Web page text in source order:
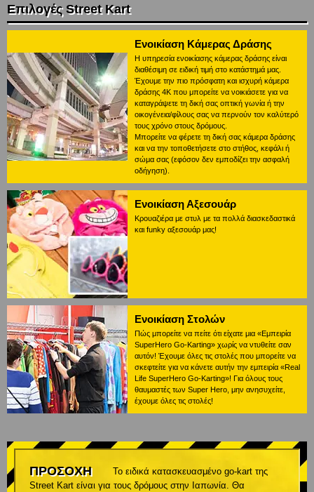
Επιλογές Street Kart
Ενοικίαση Κάμερας Δράσης
Η υπηρεσία ενοικίασης κάμερας δράσης είναι
διαθέσιμη σε ειδική τιμή στο κατάστημά μας.
Έχουμε την πιο πρόσφατη και ισχυρή κάμερα
δράσης 4K που μπορείτε να νοικιάσετε για να
καταγράψετε τη δική σας οπτική γωνία ή την
οικογένεια/φίλους σας να περνούν τον καλύτερό
τους χρόνο στους δρόμους.
Μπορείτε να φέρετε τη δική σας κάμερα δράσης
και να την τοποθετήσετε στο στήθος, κεφάλι ή
σώμα σας (εφόσον δεν εμποδίζει την ασφαλή
οδήγηση).
Ενοικίαση Αξεσουάρ
Κρουαζιέρα με στυλ με τα πολλά διασκεδαστικά
και funky αξεσουάρ μας!
Ενοικίαση Στολών
Πώς μπορείτε να πείτε ότι είχατε μια «Εμπειρία
SuperHero Go-Karting» χωρίς να ντυθείτε σαν
αυτόν! Έχουμε όλες τις στολές που μπορείτε να
σκεφτείτε για να κάνετε αυτήν την εμπειρία «Real
Life SuperHero Go-Karting»! Για όλους τους
θαυμαστές των Super Hero, μην ανησυχείτε,
έχουμε όλες τις στολές!
ΠΡΟΣΟΧΗ
Το ειδικά κατασκευασμένο go-kart της
Street Kart είναι για τους δρόμους στην Ιαπωνία. Θα